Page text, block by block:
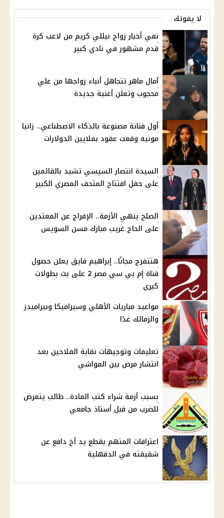
لا يفوتك
نفي أخبار زواج نيللي كريم من لاعب كرة
قدم مشهور في نادي كبير
آمال ماهر تتجاهل أنباء زواجها من علي
محجوب وتعلن أغنية جديدة
أول فنانة مصنوعة بالذكاء الاصطناعي.. زانيا
مونيه وقعت عقود بملايين الدولارات
السيدة انتصار السيسي تشيد بالقائمين
على حفل افتتاح المتحف المصري الكبير
الصلح ينهي الأزمة.. الإفراج عن المعتدين
على الحاج غريب مبارك مسن السويس
هتتفرج مجانًا.. إبراهيم فايق يعلن حصول
قناة إم بي سي مصر 2 على بث بطولات
كبرى
مواعيد مباريات الأهلي وسيراميكا وبيراميدز
والزمالك غدًا
تعليمات وتوجيهات نقابة الفلاحين بعد
انتشار مرض بين المواشي
بسبب أزمة شراء كتب المادة.. طالب يتعرض
للضرب من قبل أستاذ جامعي
اعترافات المتهم بقطع يد أخ دافع عن
شقيقته في الدقهلية